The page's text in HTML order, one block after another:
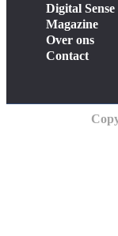
Digital Sense
Magazine
Over ons
Contact